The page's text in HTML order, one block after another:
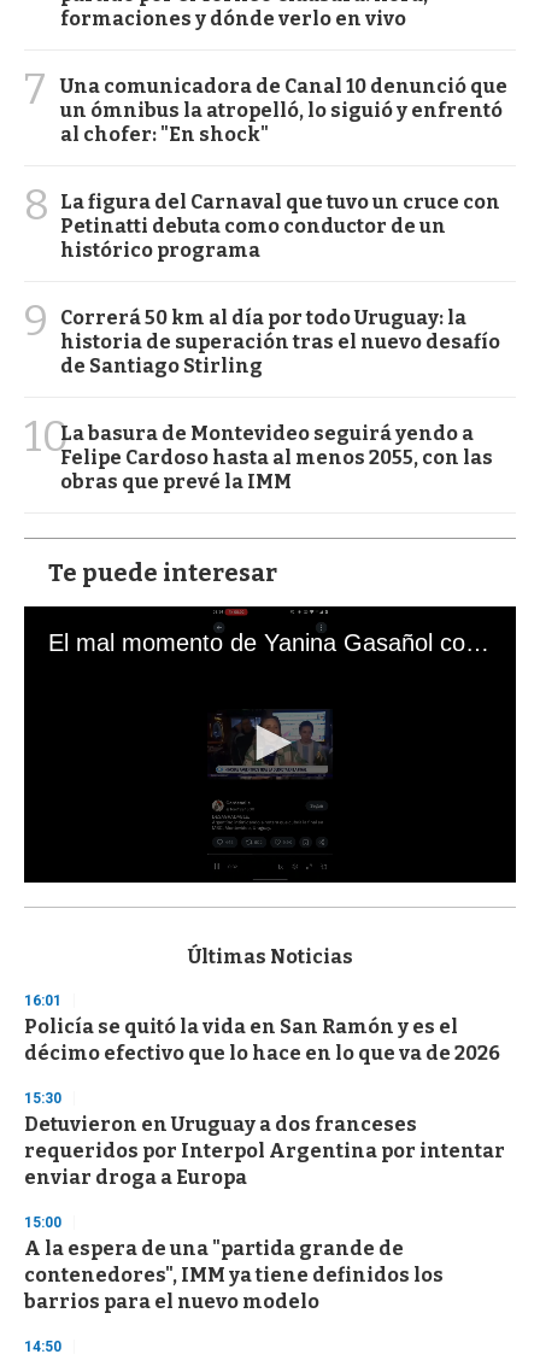
formaciones y dónde verlo en vivo
7
Una comunicadora de Canal 10 denunció que
un ómnibus la atropelló, lo siguió y enfrentó
al chofer: "En shock"
8
La figura del Carnaval que tuvo un cruce con
Petinatti debuta como conductor de un
histórico programa
9
Correrá 50 km al día por todo Uruguay: la
historia de superación tras el nuevo desafío
de Santiago Stirling
10La basura de Montevideo seguirá yendo a
Felipe Cardoso hasta al menos 2055, con las
obras que prevé la IMM
Te puede interesar
El mal momento de Yanina Gasañol con un hincha argentino en "Subrayado"
s
d
s
o
f
3
s
c
o
d
s
Últimas Noticias
16:01
Policía se quitó la vida en San Ramón y es el
décimo efectivo que lo hace en lo que va de 2026
15:30
Detuvieron en Uruguay a dos franceses
requeridos por Interpol Argentina por intentar
enviar droga a Europa
15:00
A la espera de una "partida grande de
contenedores", IMM ya tiene definidos los
barrios para el nuevo modelo
14:50